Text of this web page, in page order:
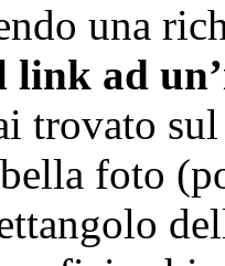
una
link ad
trovato
foto